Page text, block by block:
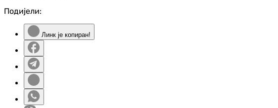
Подијели:
Линк је копиран!